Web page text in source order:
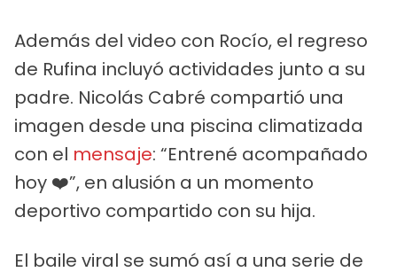
Además del video con Rocío, el regreso
de Rufina incluyó actividades junto a su
padre. Nicolás Cabré compartió una
imagen desde una piscina climatizada
con el mensaje: “Entrené acompañado
hoy ❤️”, en alusión a un momento
deportivo compartido con su hija.
El baile viral se sumó así a una serie de